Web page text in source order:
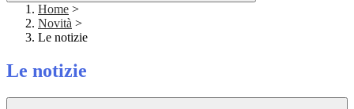
Home >
Novità >
Le notizie
Le notizie